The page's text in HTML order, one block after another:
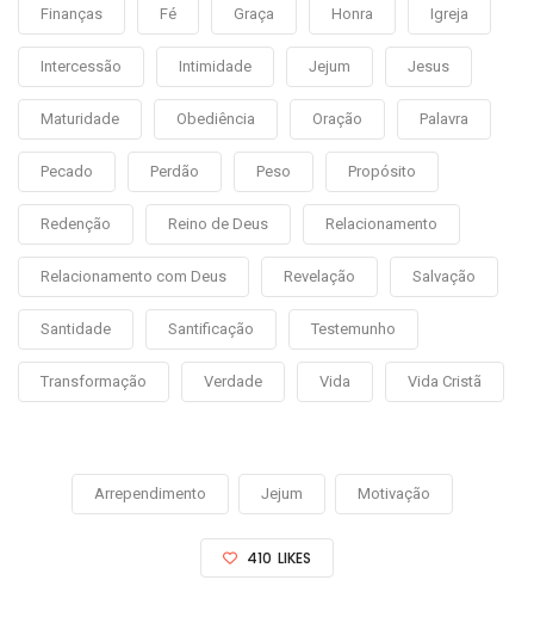
Finanças Fé Graça Honra Igreja
Intercessão Intimidade Jejum Jesus
Maturidade Obediência Oração Palavra
Pecado Perdão Peso Propósito
Redenção Reino de Deus Relacionamento
Relacionamento com Deus Revelação Salvação
Santidade Santificação Testemunho
Transformação Verdade Vida Vida Cristã
Arrependimento Jejum Motivação
410 LIKES